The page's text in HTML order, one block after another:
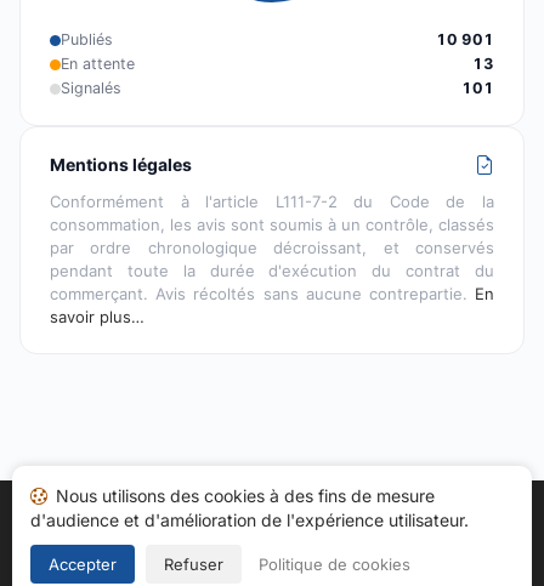
Publiés
10 901
En attente
13
Signalés
101
Mentions légales
Conformément à l'article L111-7-2 du Code de la
consommation, les avis sont soumis à un contrôle, classés
par ordre chronologique décroissant, et conservés
pendant toute la durée d'exécution du contrat du
commerçant. Avis récoltés sans aucune contrepartie. En
savoir plus…
Accueil Mes avis Catégories CGU
Cookies
Politique de confidentialité
Nous utilisons des cookies à des fins de mesure
d'audience et d'amélioration de l'expérience utilisateur.
Accepter Refuser Politique de cookies